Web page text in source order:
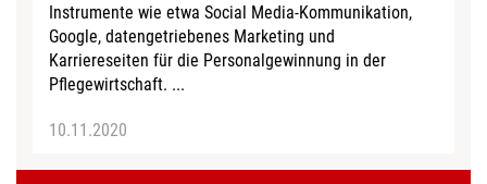
Instrumente wie etwa Social Media-Kommunikation,
Google, datengetriebenes Marketing und
Karriereseiten für die Personalgewinnung in der
Pflegewirtschaft. ...
10.11.2020